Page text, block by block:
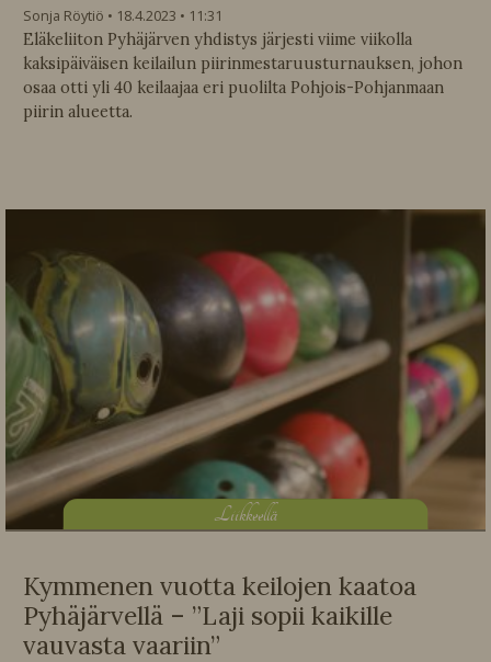
Sonja Röytiö 18.4.2023
11:31
Eläkeliiton Pyhäjärven yhdistys järjesti viime viikolla
kaksipäiväisen keilailun piirinmestaruusturnauksen, johon
osaa otti yli 40 keilaajaa eri puolilta Pohjois-Pohjanmaan
piirin alueetta.
Liikkeellä
Kymmenen vuotta keilojen kaatoa
Pyhäjärvellä – ”Laji sopii kaikille
vauvasta vaariin”